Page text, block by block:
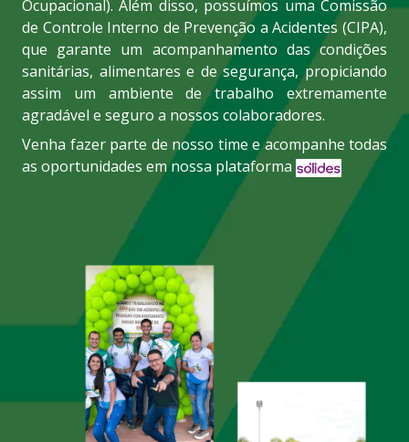
Ocupacional). Além disso, possuímos uma Comissão
de Controle Interno de Prevenção a Acidentes (CIPA),
que garante um acompanhamento das condições
sanitárias, alimentares e de segurança, propiciando
assim um ambiente de trabalho extremamente
agradável e seguro a nossos colaboradores.
Venha fazer parte de nosso time e acompanhe todas
as oportunidades em nossa plataforma